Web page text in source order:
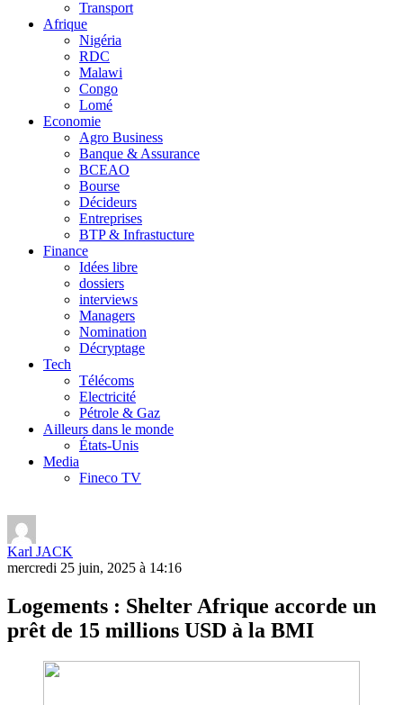
Transport
Afrique
Nigéria
RDC
Malawi
Congo
Lomé
Economie
Agro Business
Banque & Assurance
BCEAO
Bourse
Décideurs
Entreprises
BTP & Infrastucture
Finance
Idées libre
dossiers
interviews
Managers
Nomination
Décryptage
Tech
Télécoms
Electricité
Pétrole & Gaz
Ailleurs dans le monde
États-Unis
Media
Fineco TV
Karl JACK
mercredi 25 juin, 2025 à 14:16
Logements : Shelter Afrique accorde un
prêt de 15 millions USD à la BMI